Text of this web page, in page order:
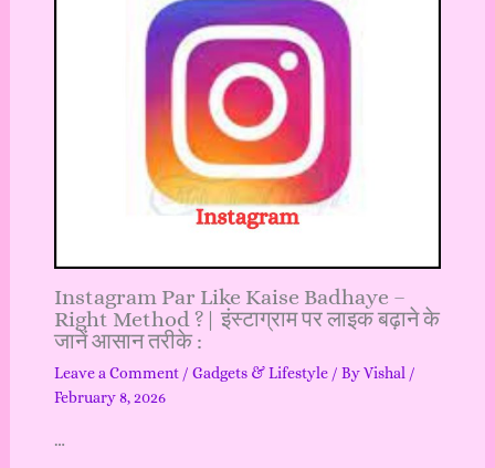
Instagram Par Like Kaise Badhaye –
Right Method ?| इंस्टाग्राम पर लाइक बढ़ाने के
जानें आसान तरीके :
Leave a Comment / Gadgets & Lifestyle/ ByVishal /
February 8, 2026
…